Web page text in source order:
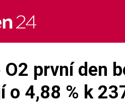
první den
o 4,88 % k